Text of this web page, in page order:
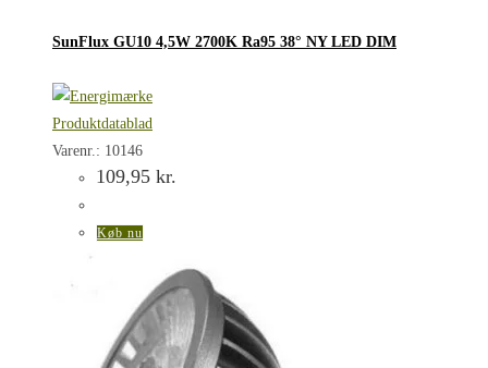
SunFlux GU10 4,5W 2700K Ra95 38° NY LED DIM
Produktdatablad
Varenr.: 10146
109,95 kr.
Køb nu